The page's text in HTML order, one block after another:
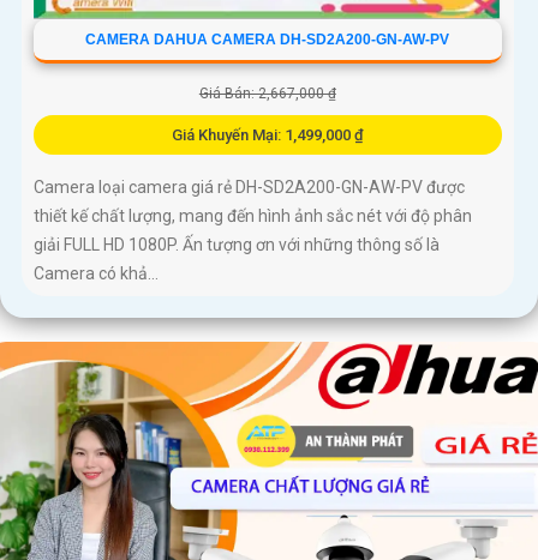
CAMERA DAHUA CAMERA DH-SD2A200-GN-AW-PV
Giá Bán: 2,667,000 ₫
Giá Khuyến Mại: 1,499,000 ₫
Camera loại camera giá rẻ DH-SD2A200-GN-AW-PV được
thiết kế chất lượng, mang đến hình ảnh sắc nét với độ phân
giải FULL HD 1080P. Ấn tượng ơn với những thông số là
Camera có khả...